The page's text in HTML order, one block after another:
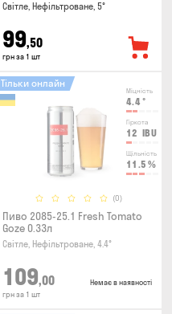
Світле, Нефільтроване, 5°
99,50
грн за 1 шт
Міцність
4.4 °
Гіркота
12 IBU
Щільність
11.5 %
(0)
Тільки онлайн
Пиво 2085-25.1 Fresh Tomato
Goze 0.33л
Світле, Нефільтроване, 4.4°
109,00
грн за 1 шт
Немає в наявності